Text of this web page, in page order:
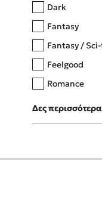
Dark
Fantasy
Fantasy /
Feelgood
Romance
Upmarket
Young Adult
Δες περισσότερα